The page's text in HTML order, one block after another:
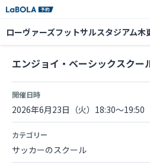
ローヴァーズフットサルスタジアム木
エンジョイ・ベーシックスクー
開催日時
2026年6月23日（火）18:30～19:50
カテゴリー
サッカーのスクール